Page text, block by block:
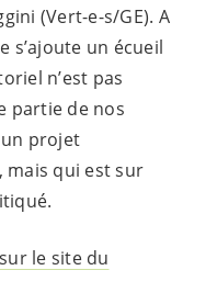
(Vert-e-s/GE). A
s’ajoute un écueil
n’est pas
partie de nos
projet
mais qui est sur
le site du